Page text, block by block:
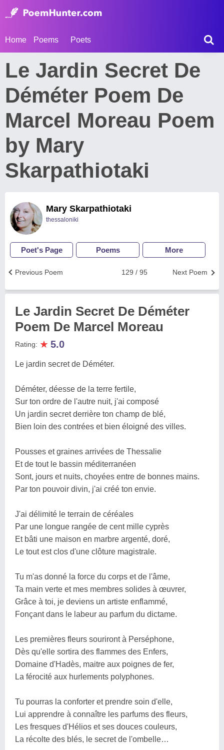
Home Poems Poets
Le Jardin Secret De
Déméter Poem De
Marcel Moreau Poem
by Mary
Skarpathiotaki
Mary Skarpathiotaki
thessaloniki
Poet's Page Poems More
Next Poem
129 / 95
Previous Poem
Le Jardin Secret De Déméter
Poem De Marcel Moreau
Rating: ★ 5.0
Le jardin secret de Déméter.
Déméter, déesse de la terre fertile,
Sur ton ordre de l'autre nuit, j'ai composé
Un jardin secret derrière ton champ de blé,
Bien loin des contrées et bien éloigné des villes.
Pousses et graines arrivées de Thessalie
Et de tout le bassin méditerranéen
Sont, jours et nuits, choyées entre de bonnes mains.
Par ton pouvoir divin, j'ai créé ton envie.
J'ai délimité le terrain de céréales
Par une longue rangée de cent mille cyprès
Et bâti une maison en marbre argenté, doré,
Le tout est clos d'une clôture magistrale.
Tu m'as donné la force du corps et de l'âme,
Ta main verte et mes membres solides à œuvrer,
Grâce à toi, je deviens un artiste enflammé,
Fonçant dans le labeur au parfum du dictame.
Les premières fleurs souriront à Perséphone,
Dès qu'elle sortira des flammes des Enfers,
Domaine d'Hadès, maitre aux poignes de fer,
La férocité aux hurlements polyphones.
Tu pourras la conforter et prendre soin d'elle,
Lui apprendre à connaître les parfums des fleurs,
Les fresques d'Hélios et ses douces couleurs,
La récolte des blés, le secret de l'ombelle…